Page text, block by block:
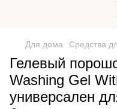
Для дома Средства
Гелевый
Washing Gel
универсален